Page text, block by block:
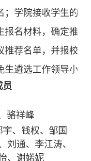
；学院接收学生的
报名材料，确定推荐
推荐名单，并报校教
生遴选工作领导小
员
骆祥峰
、钱权、邹国
刘通、李江涛、
、 谢婼妮